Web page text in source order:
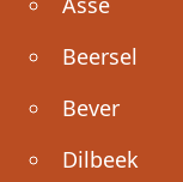
Beersel
Bever
Dilbeek